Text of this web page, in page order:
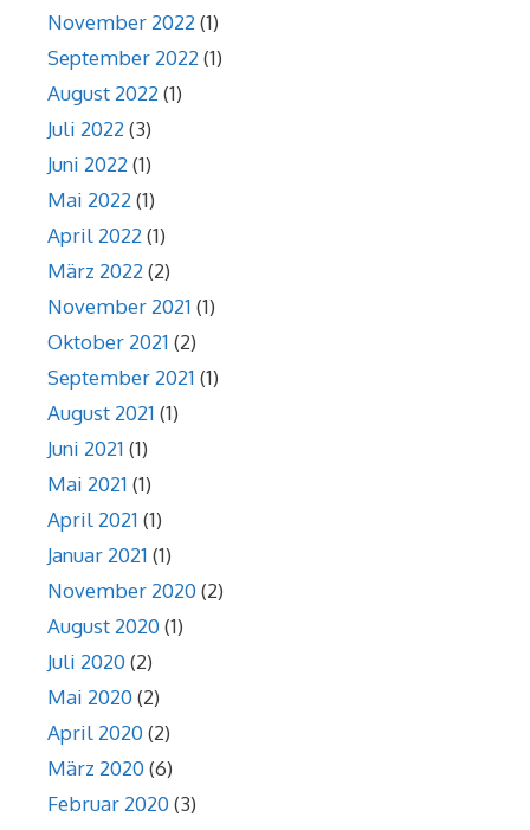
November 2022 (1)
September 2022 (1)
August 2022 (1)
Juli 2022 (3)
Juni 2022 (1)
Mai 2022 (1)
April 2022 (1)
März 2022 (2)
November 2021 (1)
Oktober 2021 (2)
September 2021 (1)
August 2021 (1)
Juni 2021 (1)
Mai 2021 (1)
April 2021 (1)
Januar 2021 (1)
November 2020 (2)
August 2020 (1)
Juli 2020 (2)
Mai 2020 (2)
April 2020 (2)
März 2020 (6)
Februar 2020 (3)